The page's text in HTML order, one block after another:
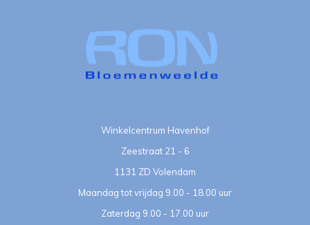
Winkelcentrum Havenhof
Zeestraat 21 - 6
1131 ZD Volendam
Maandag tot vrijdag 9.00 - 18.00 uur
Zaterdag 9.00 - 17.00 uur